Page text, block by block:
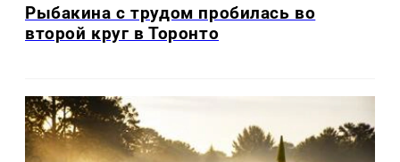
Рыбакина с трудом пробилась во
второй круг в Торонто